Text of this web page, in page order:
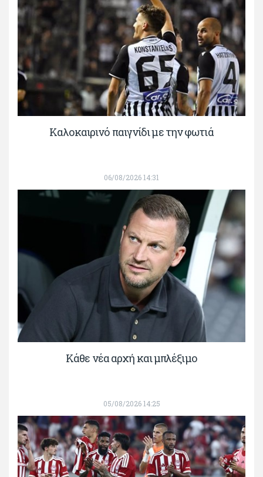
Καλοκαιρινό παιγνίδι με την φωτιά
06/08/2026 14:31
Κάθε νέα αρχή και μπλέξιμο
05/08/2026 14:25